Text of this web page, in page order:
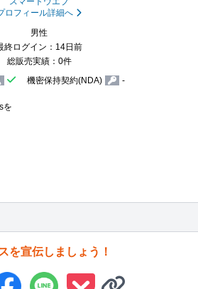
ロフィール詳細へ
男性
終ログイン：14日前
総販売実績：0件
機密保持契約(NDA) -
を
を宣伝しましょう！